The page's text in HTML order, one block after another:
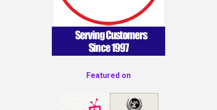
Featured on